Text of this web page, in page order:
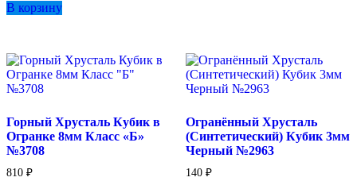
В корзину
Горный Хрусталь Кубик в
Огранке 8мм Класс «Б»
№3708
810 ₽
Огранённый Хрусталь
(Синтетический) Кубик 3мм
Черный №2963
140 ₽